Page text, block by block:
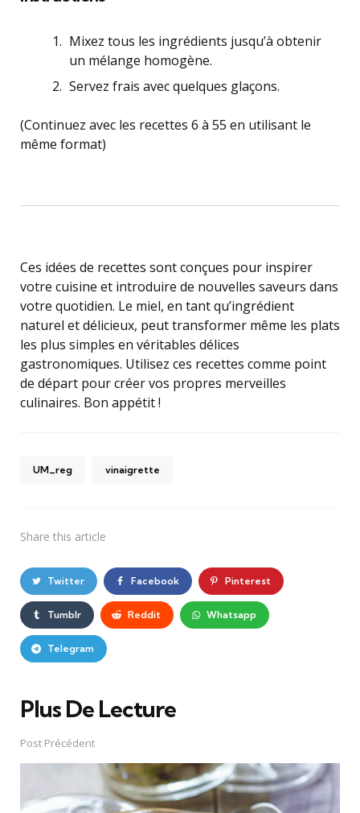
Mixez tous les ingrédients jusqu’à obtenir
un mélange homogène.
Servez frais avec quelques glaçons.
(Continuez avec les recettes 6 à 55 en utilisant le
même format)
Ces idées de recettes sont conçues pour inspirer
votre cuisine et introduire de nouvelles saveurs dans
votre quotidien. Le miel, en tant qu’ingrédient
naturel et délicieux, peut transformer même les plats
les plus simples en véritables délices
gastronomiques. Utilisez ces recettes comme point
de départ pour créer vos propres merveilles
culinaires. Bon appétit !
UM_reg vinaigrette
Share this article
Twitter Facebook Pinterest
Tumblr Reddit Whatsapp
Telegram
Plus De Lecture
Post
navigation
Post Précédent